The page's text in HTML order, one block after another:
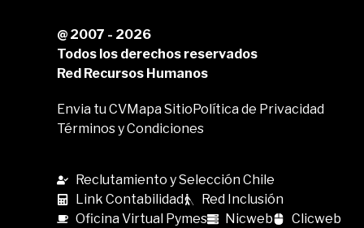
@ 2007 - 2026
Todos los derechos reservados
Red Recursos Humanos
Envia tu CVMapa SitioPolítica de Privacidad
Términos y Condiciones
Reclutamiento y Selección Chile
Link Contabilidad
Red Inclusión
Oficina Virtual Pymes
Nicweb Clicweb